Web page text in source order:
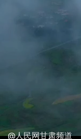
@人民网甘肃频道